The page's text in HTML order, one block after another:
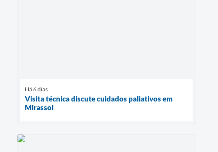
Há 6 dias
Visita técnica discute cuidados paliativos em
Mirassol